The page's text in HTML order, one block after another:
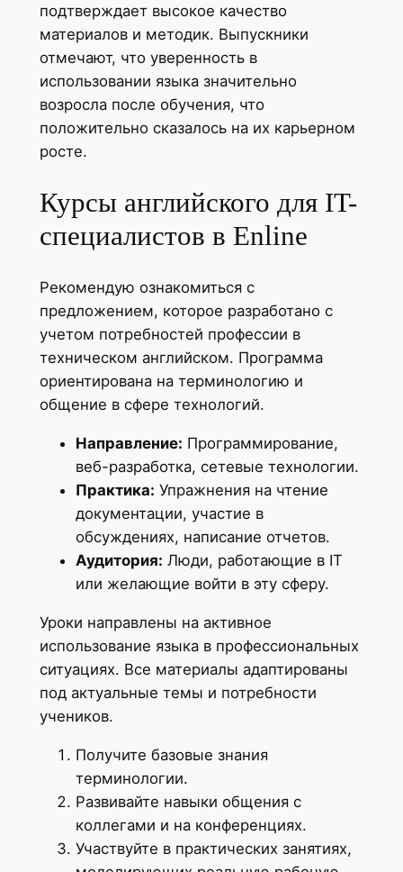
подтверждает высокое качество
материалов и методик. Выпускники
отмечают, что уверенность в
использовании языка значительно
возросла после обучения, что
положительно сказалось на их карьерном
росте.
Курсы английского для IT-
специалистов в Enline
Рекомендую ознакомиться с
предложением, которое разработано с
учетом потребностей профессии в
техническом английском. Программа
ориентирована на терминологию и
общение в сфере технологий.
Направление: Программирование,
веб-разработка, сетевые технологии.
Практика: Упражнения на чтение
документации, участие в
обсуждениях, написание отчетов.
Аудитория: Люди, работающие в IT
или желающие войти в эту сферу.
Уроки направлены на активное
использование языка в профессиональных
ситуациях. Все материалы адаптированы
под актуальные темы и потребности
учеников.
Получите базовые знания
терминологии.
Развивайте навыки общения с
коллегами и на конференциях.
Участвуйте в практических занятиях,